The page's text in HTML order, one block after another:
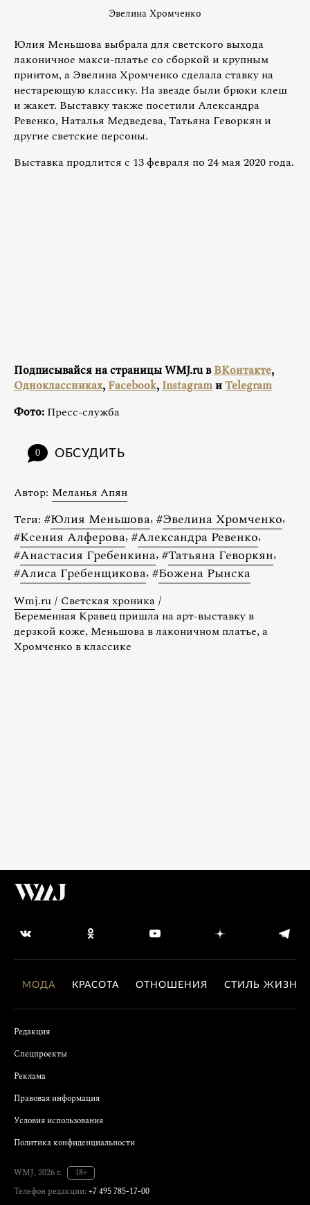
Эвелина Хромченко
Юлия Меньшова выбрала для светского выхода
лаконичное макси-платье со сборкой и крупным
принтом, а Эвелина Хромченко сделала ставку на
нестареющую классику. На звезде были брюки клеш
и жакет. Выставку также посетили Александра
Ревенко, Наталья Медведева, Татьяна Геворкян и
другие светские персоны.
Выставка продлится с 13 февраля по 24 мая 2020 года.
Подписывайся на страницы WMJ.ru вВКонтакте,
Одноклассниках,Facebook,InstagramиTelegram
Фото: Пресс-служба
0 ОБСУДИТЬ
Автор: Меланья Апян
Теги: #Юлия Меньшова, #Эвелина Хромченко,
#Ксения Алферова, #Александра Ревенко,
#Анастасия Гребенкина, #Татьяна Геворкян,
#Алиса Гребенщикова, #Божена Рынска
Wmj.ru / Светская хроника /
Беременная Кравец пришла на арт-выставку в
дерзкой коже, Меньшова в лаконичном платье, а
Хромченко в классике
МОДА КРАСОТА ОТНОШЕНИЯ СТИЛЬ ЖИЗНИ
Редакция
Спецпроекты
Реклама
Правовая информация
Условия использования
Политика конфиденциальности
WMJ, 2026 г.
18+
Телефон редакции: +7 495 785-17-00